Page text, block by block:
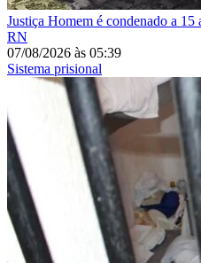
Justiça Homem é condenado a 15
RN
07/08/2026 às 05:39
Sistema prisional